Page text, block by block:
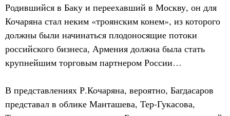
Родившийся в Баку и переехавший в Москву, он для
Кочаряна стал неким «троянским конем», из которого
должны были начинаться плодоносящие потоки
российского бизнеса, Армения должна была стать
крупнейшим торговым партнером России…
В представлениях Р.Кочаряна, вероятно, Багдасаров
представал в облике Манташева, Тер-Гукасова,